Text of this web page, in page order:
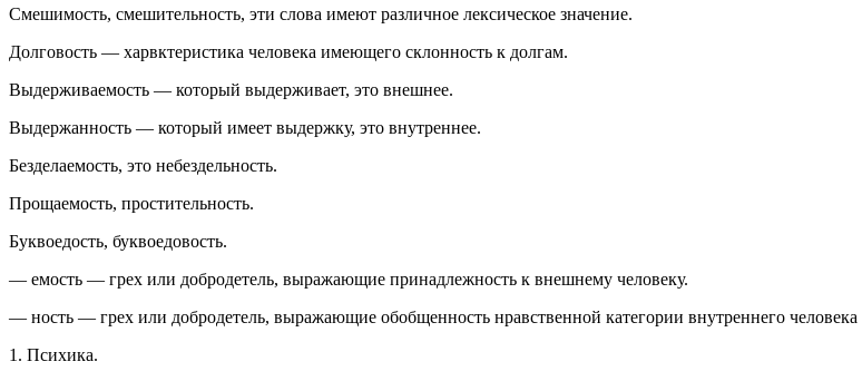
Смешимость, смешительность, эти слова имеют различное лексическое значение.
Долговость — харвктеристика человека имеющего склонность к долгам.
Выдерживаемость — который выдерживает, это внешнее.
Выдержанность — который имеет выдержку, это внутреннее.
Безделаемость, это небездельность.
Прощаемость, простительность.
Буквоедость, буквоедовость.
— емость — грех или добродетель, выражающие принадлежность к внешнему человеку.
— ность — грех или добродетель, выражающие обобщенность нравственной категории внутреннего человека
1. Психика.